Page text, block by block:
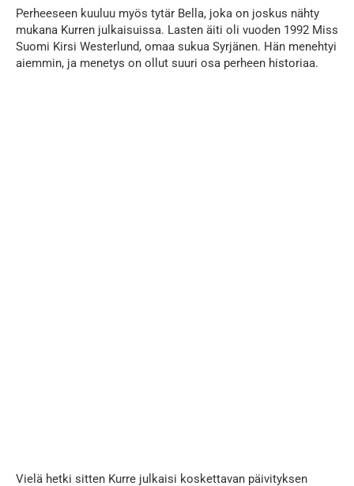
Perheeseen kuuluu myös tytär Bella, joka on joskus nähty
mukana Kurren julkaisuissa. Lasten äiti oli vuoden 1992 Miss
Suomi Kirsi Westerlund, omaa sukua Syrjänen. Hän menehtyi
aiemmin, ja menetys on ollut suuri osa perheen historiaa.
Vielä hetki sitten Kurre julkaisi koskettavan päivityksen